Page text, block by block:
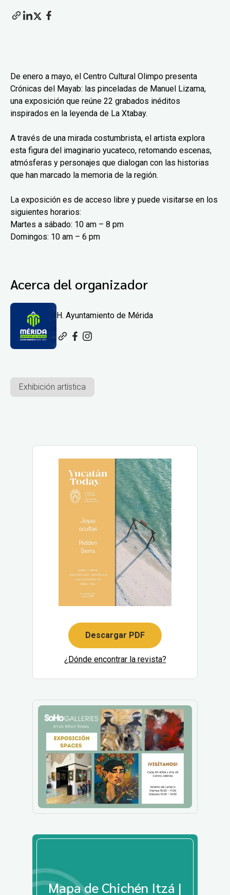
De enero a mayo, el Centro Cultural Olimpo presenta
Crónicas del Mayab: las pinceladas de Manuel Lizama,
una exposición que reúne 22 grabados inéditos
inspirados en la leyenda de La Xtabay.
A través de una mirada costumbrista, el artista explora
esta figura del imaginario yucateco, retomando escenas,
atmósferas y personajes que dialogan con las historias
que han marcado la memoria de la región.
La exposición es de acceso libre y puede visitarse en los
siguientes horarios:
Martes a sábado: 10 am – 8 pm
Domingos: 10 am – 6 pm
Acerca del organizador
H. Ayuntamiento de Mérida
Exhibición artística
Descargar PDF
¿Dónde encontrar la revista?
Mapa de Chichén Itzá |